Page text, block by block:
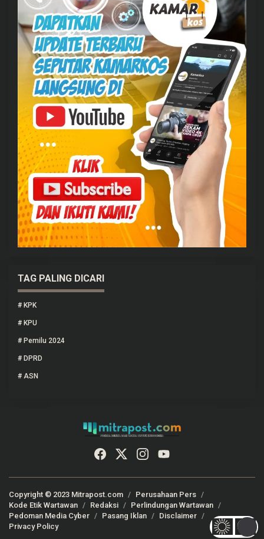
TAG PALING DICARI
# KPK
# KPU
# Pemilu 2024
# DPRD
# ASN
Copyright © 2023 Mitrapost.com
Perusahaan Pers
Kode Etik Wartawan
Redaksi
Perlindungan Wartawan
Pedoman Media Cyber
Pasang Iklan
Disclaimer
Privacy Policy